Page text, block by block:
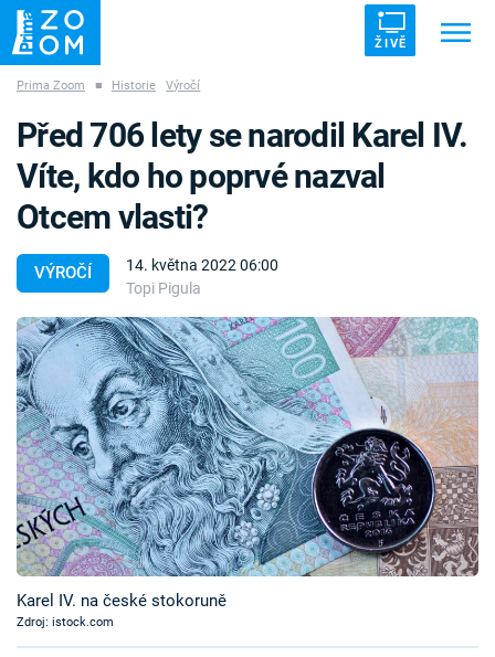
ŽIVĚ
ZÁHADY VETŘELCI DÁVNOVĚKU
Témata
Témata
Pořady
TV Program
Časopis
Sledujte prima+
Prima Zoom ■ Historie Výročí
VÝROČÍ
14. května 2022 06:00
Topi Pigula
Před 706 lety se narodil Karel IV.
Víte, kdo ho poprvé nazval
Otcem vlasti?
Karel IV. na české stokoruně
Zdroj: istock.com